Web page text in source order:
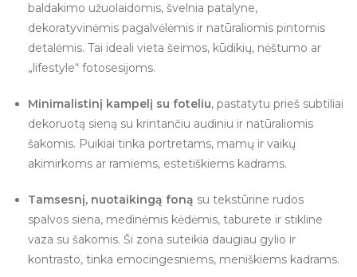
baldakimo užuolaidomis, švelnia patalyne,
dekoratyvinėmis pagalvėlėmis ir natūraliomis pintomis
detalėmis. Tai ideali vieta šeimos, kūdikių, nėštumo ar
„lifestyle“ fotosesijoms.
Minimalistinį kampelį su foteliu, pastatytu prieš subtiliai
dekoruotą sieną su krintančiu audiniu ir natūraliomis
šakomis. Puikiai tinka portretams, mamų ir vaikų
akimirkoms ar ramiems, estetiškiems kadrams.
Tamsesnį, nuotaikingą foną su tekstūrine rudos
spalvos siena, medinėmis kėdėmis, taburete ir stikline
vaza su šakomis. Ši zona suteikia daugiau gylio ir
kontrasto, tinka emocingesniems, meniškiems kadrams.